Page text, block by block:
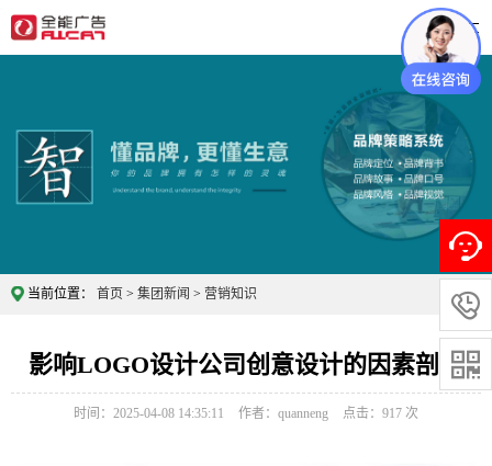
当前位置： 首页 > 集团新闻 > 营销知识
影响LOGO设计公司创意设计的因素剖析​
时间：2025-04-08 14:35:11 作者：quanneng 点击： 917 次

